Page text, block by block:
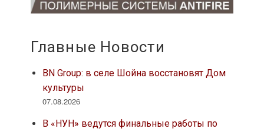
Главные Новости
BN Group: в селе Шойна восстановят Дом
культуры
07.08.2026
В «НУН» ведутся финальные работы по